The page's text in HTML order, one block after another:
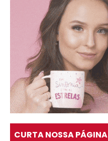
CURTA NOSSA PÁGINA